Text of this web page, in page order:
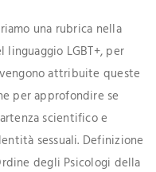
una rubrica nella
LGBT+, per
attribuite queste
per approfondire se
scientifico e
sessuali. Definizione
degli Psicologi della